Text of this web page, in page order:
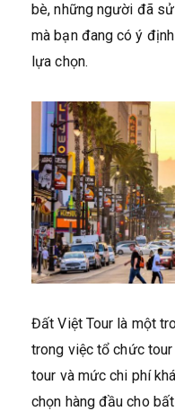
bè, những người đã
mà bạn đang có ý
lựa chọn.
Đất Việt Tour là một
trong việc tổ chức
tour và mức chi phí
chọn hàng đầu cho